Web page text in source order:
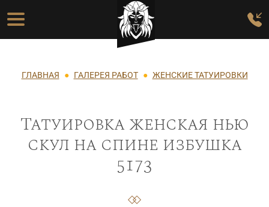
Перейти к основному содержанию
Основная навигация
Строка навигации
ГЛАВНАЯ ГАЛЕРЕЯ РАБОТ ЖЕНСКИЕ ТАТУИРОВКИ
Татуировка женская нью
скул на спине избушка
5173